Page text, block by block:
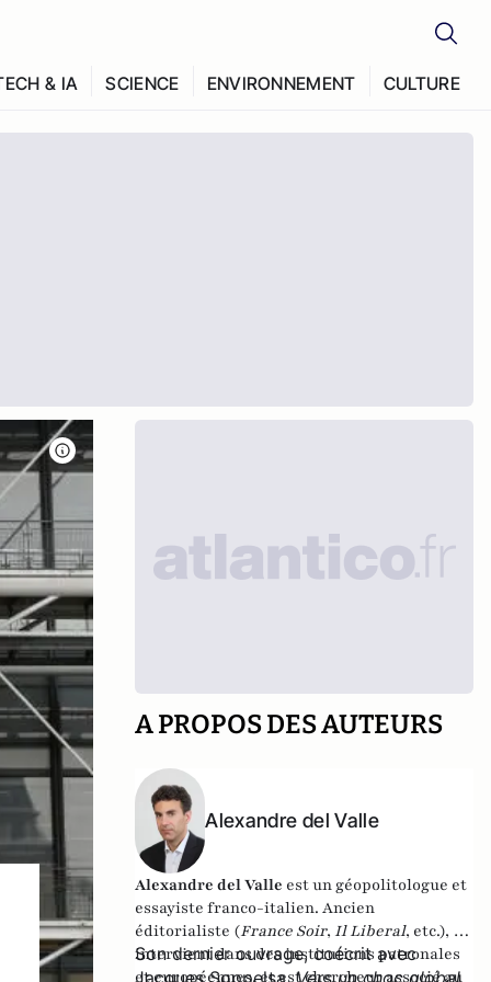
& IA SCIENCE ENVIRONNEMENT CULTURE
A PROPOS DES AUTEURS
Alexandre del Valle
Alexandre del Valle est un géopolitologue et
essayiste franco-italien. Ancien
éditorialiste (France Soir, Il Liberal, etc.), il
intervient dans des institutions patronales
et européennes, et est chercheur associé au
Son dernier ouvrage, coécrit avec